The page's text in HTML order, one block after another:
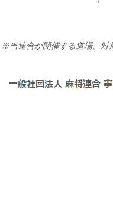
※当連合が開催する道場、対